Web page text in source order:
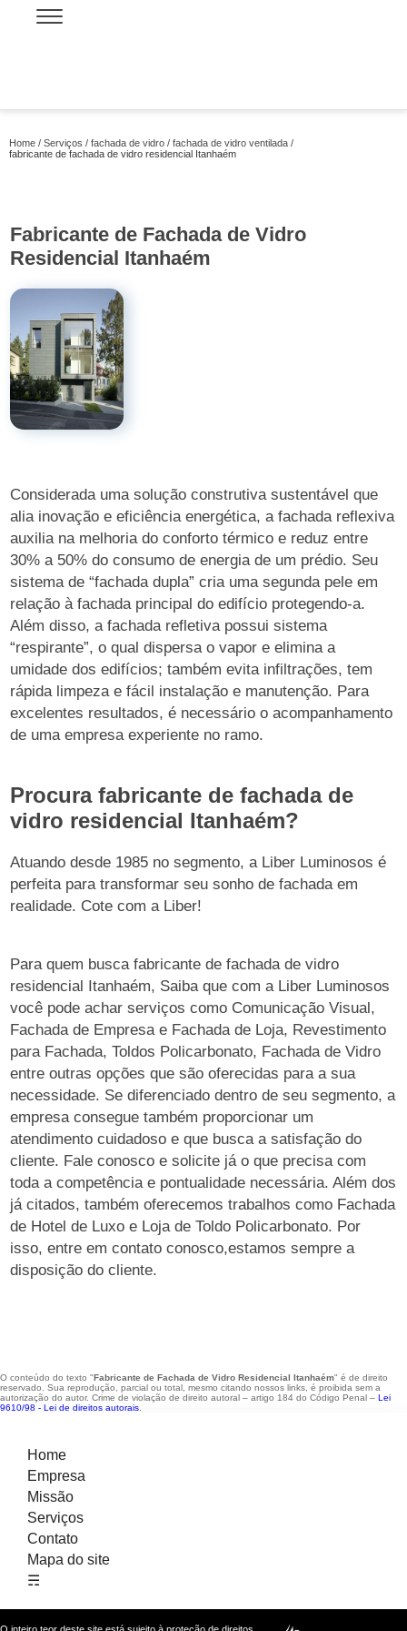
Home Serviços fachada de vidro
fachada de vidro ventilada
fabricante de fachada de vidro residencial Itanhaém
Fabricante de Fachada de Vidro
Residencial Itanhaém
Considerada uma solução construtiva sustentável que
alia inovação e eficiência energética, a fachada reflexiva
auxilia na melhoria do conforto térmico e reduz entre
30% a 50% do consumo de energia de um prédio. Seu
sistema de “fachada dupla” cria uma segunda pele em
relação à fachada principal do edifício protegendo-a.
Além disso, a fachada refletiva possui sistema
“respirante”, o qual dispersa o vapor e elimina a
umidade dos edifícios; também evita infiltrações, tem
rápida limpeza e fácil instalação e manutenção. Para
excelentes resultados, é necessário o acompanhamento
de uma empresa experiente no ramo.
Procura fabricante de fachada de
vidro residencial Itanhaém?
Atuando desde 1985 no segmento, a Liber Luminosos é
perfeita para transformar seu sonho de fachada em
realidade. Cote com a Liber!
Para quem busca fabricante de fachada de vidro
residencial Itanhaém, Saiba que com a Liber Luminosos
você pode achar serviços como Comunicação Visual,
Fachada de Empresa e Fachada de Loja, Revestimento
para Fachada, Toldos Policarbonato, Fachada de Vidro
entre outras opções que são oferecidas para a sua
necessidade. Se diferenciado dentro de seu segmento, a
empresa consegue também proporcionar um
atendimento cuidadoso e que busca a satisfação do
cliente. Fale conosco e solicite já o que precisa com
toda a competência e pontualidade necessária. Além dos
já citados, também oferecemos trabalhos como Fachada
de Hotel de Luxo e Loja de Toldo Policarbonato. Por
isso, entre em contato conosco,estamos sempre a
disposição do cliente.
O conteúdo do texto "Fabricante de Fachada de Vidro Residencial Itanhaém" é de direito
reservado. Sua reprodução, parcial ou total, mesmo citando nossos links, é proibida sem a
autorização do autor. Crime de violação de direito autoral – artigo 184 do Código Penal – Lei
9610/98 - Lei de direitos autorais
Home
Empresa
Missão
Serviços
Contato
Mapa do site
☴
O inteiro teor deste site está sujeito à proteção de direitos